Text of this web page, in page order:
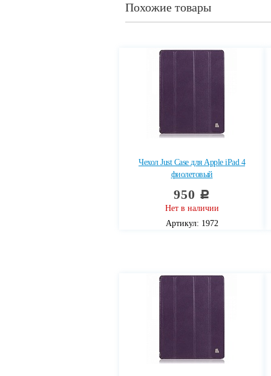
Похожие товары
Чехол Just Case для Apple iPad 4
фиолетовый
950 c
Нет в наличии
Артикул: 1972